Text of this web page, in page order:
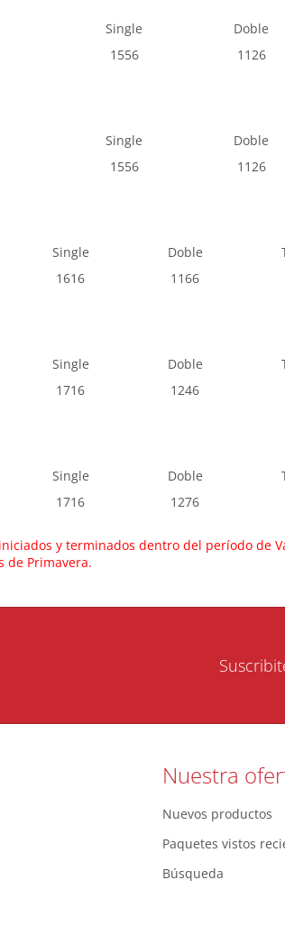
Single Doble
1556 1126
Single Doble
1556 1126
Single Doble
1616 1166
Single Doble
1716 1246
Single Doble
1716 1276
y terminados dentro del período de
de Primavera.
Nuestra
Nuevos productos
Paquetes vistos
Búsqueda